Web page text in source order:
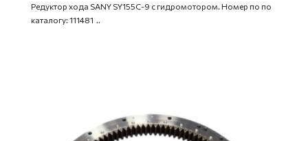
Редуктор хода SANY SY155C-9 с гидромотором. Номер по по
каталогу: 111481 ..